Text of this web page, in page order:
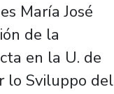
María José
de la
en la U. de
lo Sviluppo del